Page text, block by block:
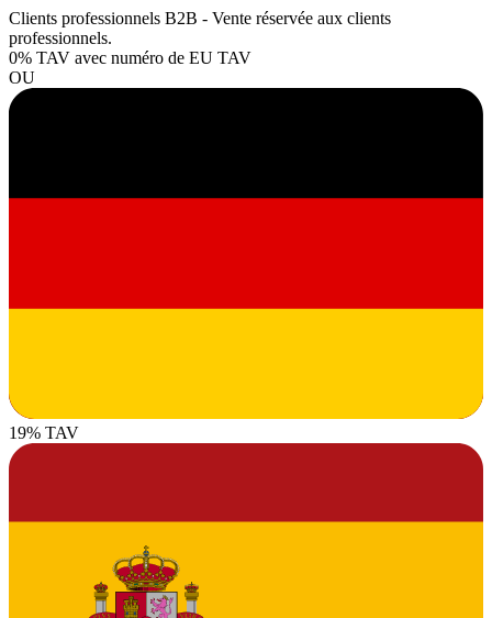
Clients professionnels B2B - Vente réservée aux clients
professionnels.
0% TAV avec numéro de EU TAV
OU
19% TAV